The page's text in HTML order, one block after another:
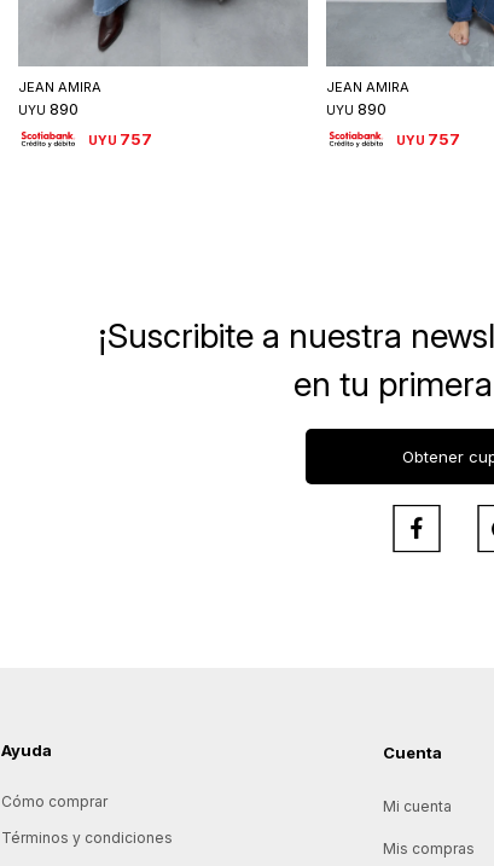
Seleccionar talle
JEAN AMIRA
UYU 890
UYU 757
JEAN AMIRA
UYU 890
UYU 757
Ayuda
Cómo comprar
Términos y condiciones
Cuenta
Mi cuenta
Mis compras
¡Suscribite a nuestra
en tu
Obtener
